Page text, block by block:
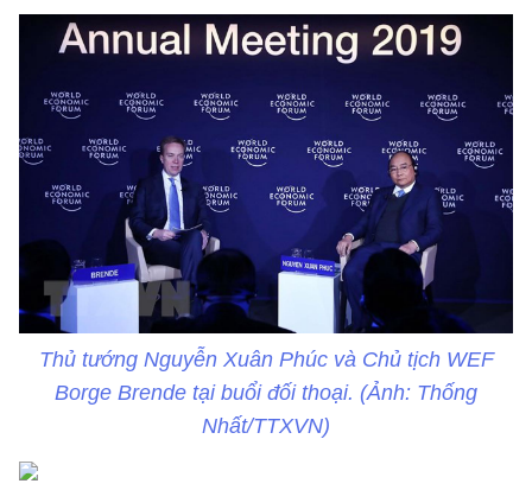
Thủ tướng Nguyễn Xuân Phúc và Chủ tịch WEF
Borge Brende tại buổi đối thoại. (Ảnh: Thống
Nhất/TTXVN)